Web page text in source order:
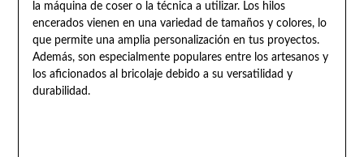
la máquina de coser o la técnica a utilizar. Los hilos
encerados vienen en una variedad de tamaños y colores, lo
que permite una amplia personalización en tus proyectos.
Además, son especialmente populares entre los artesanos y
los aficionados al bricolaje debido a su versatilidad y
durabilidad.